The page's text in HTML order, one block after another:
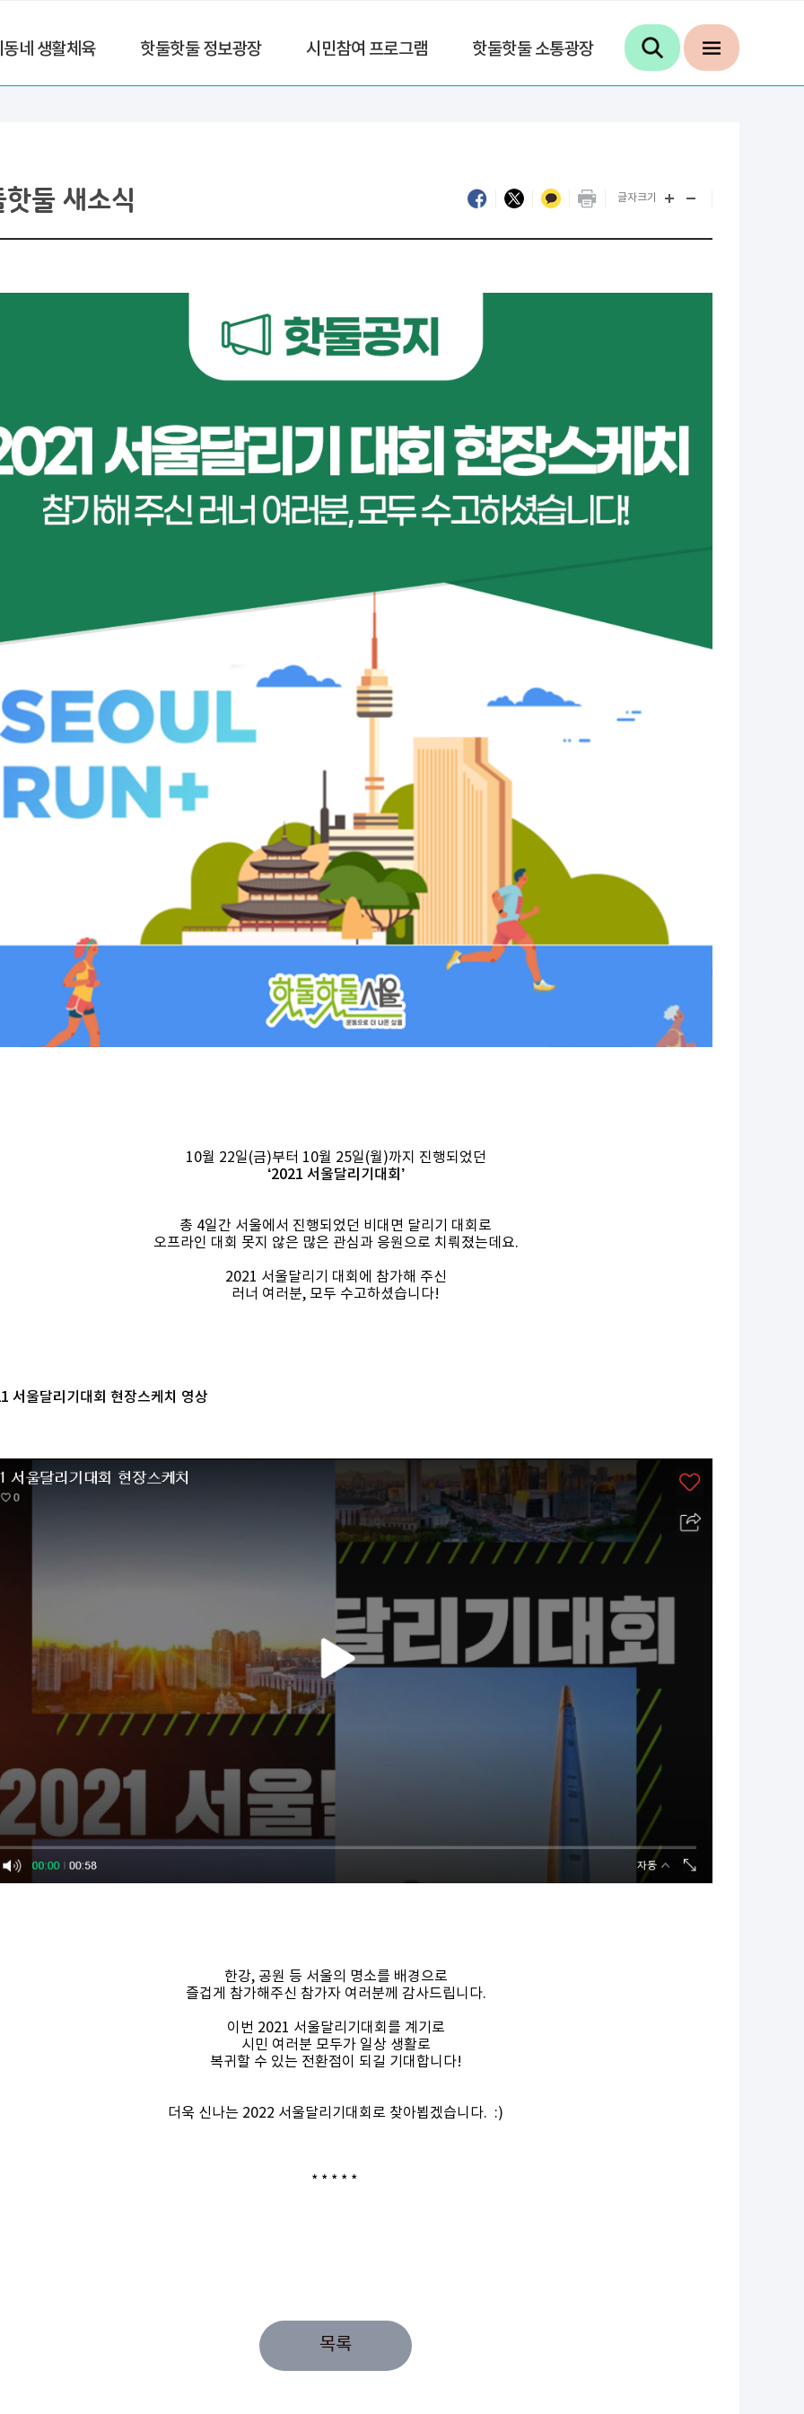
네 생활체육 핫둘핫둘 정보광장 시민참여 프로그램 핫둘핫둘 소통광장
핫둘 새소식 글자크기
10월 22일(금)부터 10월 25일(월)까지 진행되었던
‘2021 서울달리기대회’
총 4일간 서울에서 진행되었던 비대면 달리기 대회로
오프라인 대회 못지 않은 많은 관심과 응원으로 치뤄졌는데요.
2021 서울달리기 대회에 참가해 주신
러너 여러분, 모두 수고하셨습니다!
서울달리기대회 현장스케치 영상
한강, 공원 등 서울의 명소를 배경으로
즐겁게 참가해주신 참가자 여러분께 감사드립니다.
이번 2021 서울달리기대회를 계기로
시민 여러분 모두가 일상 생활로
복귀할 수 있는 전환점이 되길 기대합니다!
더욱 신나는 2022 서울달리기대회로 찾아뵙겠습니다. :)
* * * * *
목록